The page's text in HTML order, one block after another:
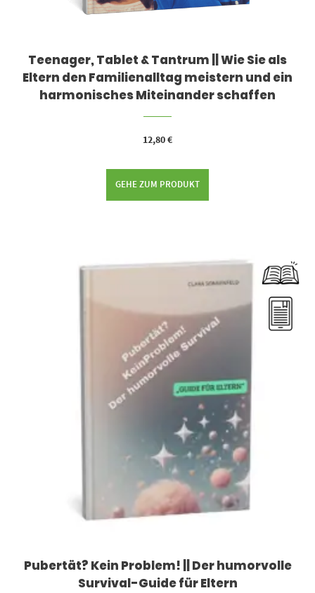
Teenager, Tablet & Tantrum || Wie Sie als
Eltern den Familienalltag meistern und ein
harmonisches Miteinander schaffen
12,80€
GEHE ZUM PRODUKT
Pubertät? Kein Problem! || Der humorvolle
Survival-Guide für Eltern